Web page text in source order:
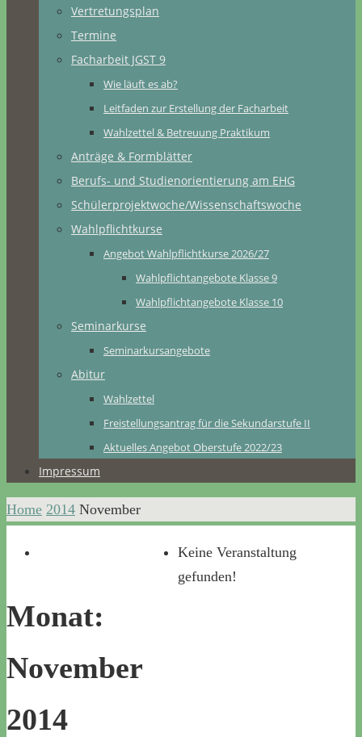
Vertretungsplan
Termine
Facharbeit JGST 9
Wie läuft es ab?
Leitfaden zur Erstellung der Facharbeit
Wahlzettel & Betreuung Praktikum
Anträge & Formblätter
Berufs- und Studienorientierung am EHG
Schülerprojektwoche/Wissenschaftswoche
Wahlpflichtkurse
Angebot Wahlpflichtkurse 2026/27
Wahlpflichtangebote Klasse 9
Wahlpflichtangebote Klasse 10
Seminarkurse
Seminarkursangebote
Abitur
Wahlzettel
Freistellungsantrag für die Sekundarstufe II
Aktuelles Angebot Oberstufe 2022/23
Impressum
Home 2014 November
Monat:
November
2014
Keine Veranstaltung
gefunden!